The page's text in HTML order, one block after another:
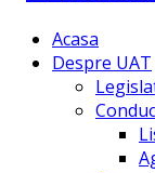
Acasa
Despre UAT